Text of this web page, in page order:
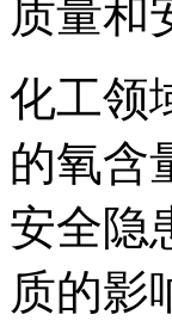
质量和
化工领
的氧含
安全隐
质的影